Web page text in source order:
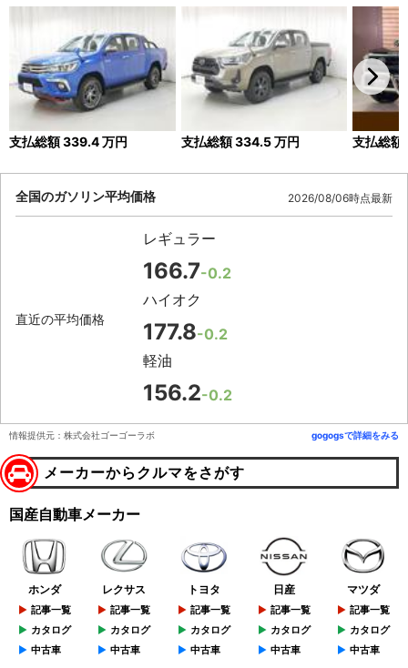
支払総額339.4万円 支払総額334.5万円 支払総額
全国のガソリン平均価格 2026/08/06時点最新
直近の平均価格
レギュラー
166.7-0.2
ハイオク
177.8-0.2
軽油
156.2-0.2
情報提供元：株式会社ゴーゴーラボ gogogsで詳細をみる
メーカーからクルマをさがす
国産自動車メーカー
ホンダ
記事一覧
カタログ
中古車
レクサス
記事一覧
カタログ
中古車
トヨタ
記事一覧
カタログ
中古車
日産
記事一覧
カタログ
中古車
マツダ
記事一覧
カタログ
中古車